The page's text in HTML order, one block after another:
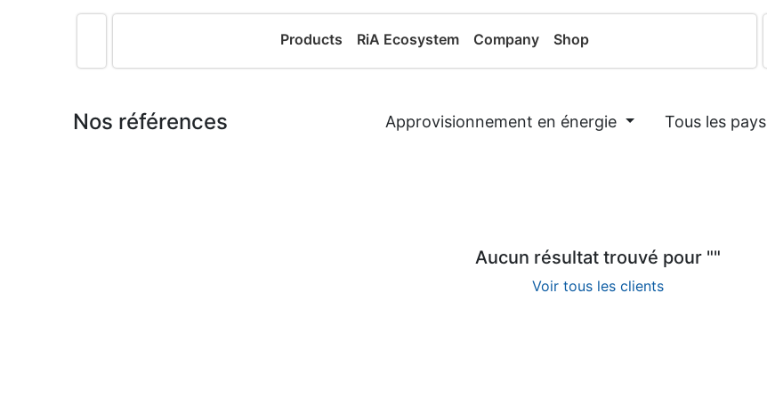
Products RiA Ecosystem Company Shop
Nos références Approvisionnement en énergie Tous les pays
Aucun résultat trouvé pour ""
Voir tous les clients